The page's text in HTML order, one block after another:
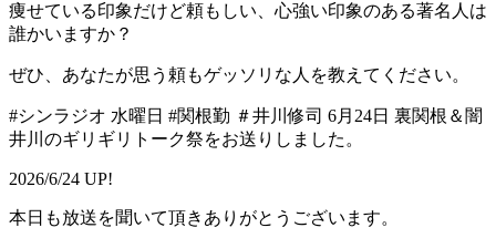
痩せている印象だけど頼もしい、心強い印象のある著名人は
誰かいますか？
ぜひ、あなたが思う頼もゲッソリな人を教えてください。
#シンラジオ 水曜日 #関根勤 ＃井川修司 6月24日 裏関根＆闇
井川のギリギリトーク祭をお送りしました。
2026/6/24 UP!
本日も放送を聞いて頂きありがとうございます。